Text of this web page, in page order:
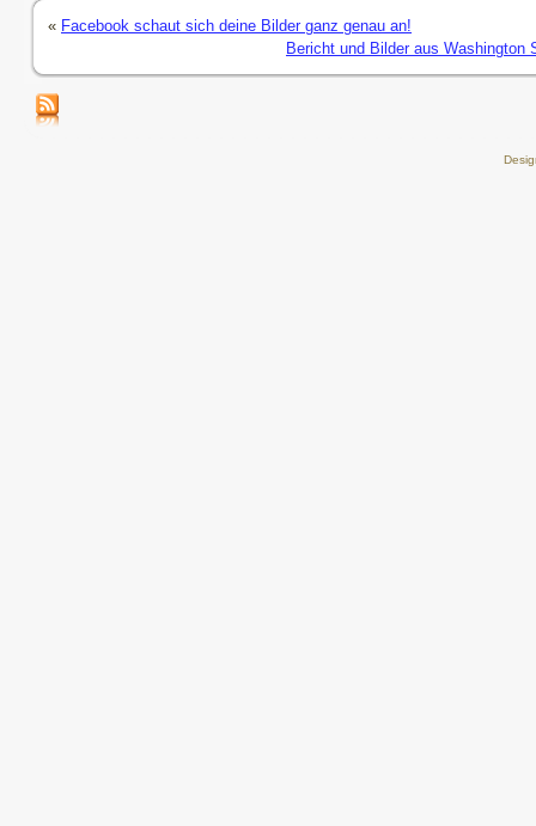
« Facebook schaut sich deine Bilder ganz genau an!
Bericht und Bilder aus Washington